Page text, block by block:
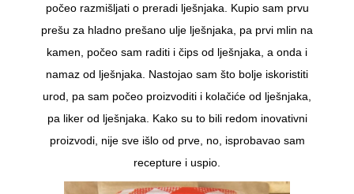
počeo razmišljati o preradi lješnjaka. Kupio sam prvu
prešu za hladno prešano ulje lješnjaka, pa prvi mlin na
kamen, počeo sam raditi i čips od lješnjaka, a onda i
namaz od lješnjaka. Nastojao sam što bolje iskoristiti
urod, pa sam počeo proizvoditi i kolačiće od lješnjaka,
pa liker od lješnjaka. Kako su to bili redom inovativni
proizvodi, nije sve išlo od prve, no, isprobavao sam
recepture i uspio.